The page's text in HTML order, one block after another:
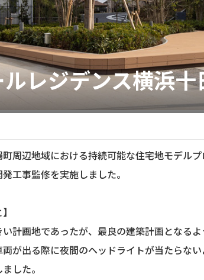
レジデンス横浜十
周辺地域における持続可能な住宅地モデル
工事監修を実施しました。
計画地であったが、最良の建築計画となる
が出る際に夜間のヘッドライトが当たらな
した。